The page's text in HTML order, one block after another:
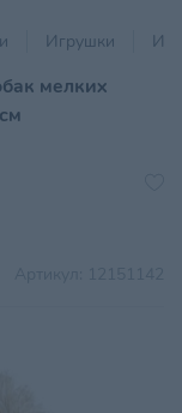
Игрушки
мелких